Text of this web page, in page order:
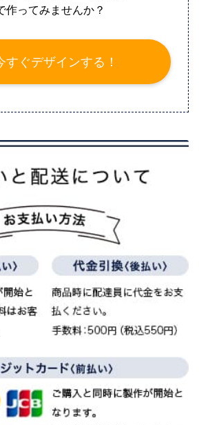
作ってみませんか？
すぐデザインする！